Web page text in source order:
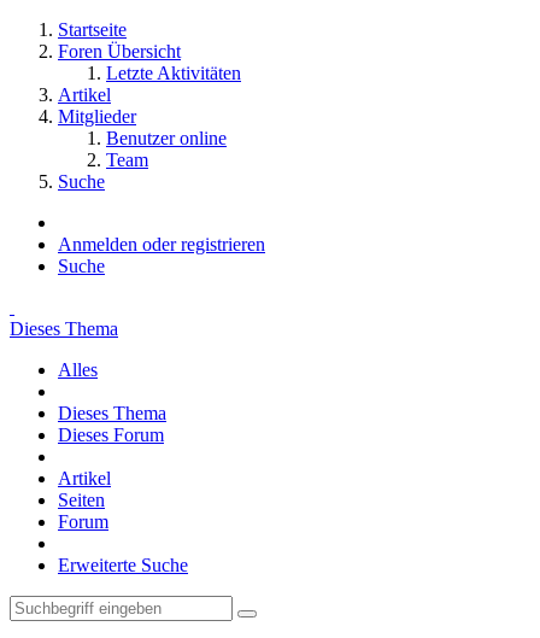
Startseite
Foren Übersicht
Letzte Aktivitäten
Artikel
Mitglieder
Benutzer online
Team
Suche
Anmelden oder registrieren
Suche
Dieses Thema
Alles
Dieses Thema
Dieses Forum
Artikel
Seiten
Forum
Erweiterte Suche